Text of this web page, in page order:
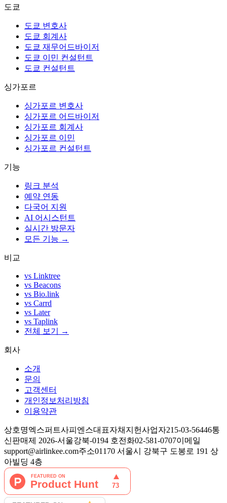
도쿄
도쿄 변호사
도쿄 회계사
도쿄 재무어드바이저
도쿄 이민 컨설턴트
도쿄 컨설턴트
싱가포르
싱가포르 변호사
싱가포르 어드바이저
싱가포르 회계사
싱가포르 이민
싱가포르 컨설턴트
기능
링크 분석
예약 연동
다국어 지원
AI 어시스턴트
실시간 방문자
모든 기능 →
비교
vs Linktree
vs Beacons
vs Bio.link
vs Carrd
vs Later
vs Taplink
전체 보기 →
회사
소개
문의
고객센터
개인정보처리방침
이용약관
상호명엑스퍼트사피엔스대표자채지헌사업자215-03-56446통
신판매제 2026-서울강북-0194 호전화02-581-0707이메일
support@airlinkee.com주소01170 서울시 강북구 도봉로 191 상
아빌딩 4층